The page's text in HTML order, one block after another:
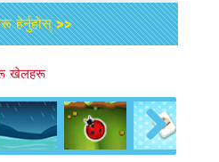
हेर्नुहोस् >>
खेलहरू
Next